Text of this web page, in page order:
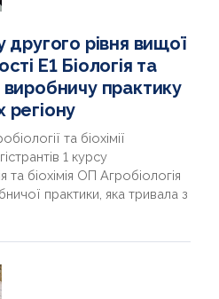
другого рівня вищої
Е1 Біологія та
виробничу практику
регіону
та біохімії
1 курсу
та біохімія ОП Агробіологія
практики, яка тривала з